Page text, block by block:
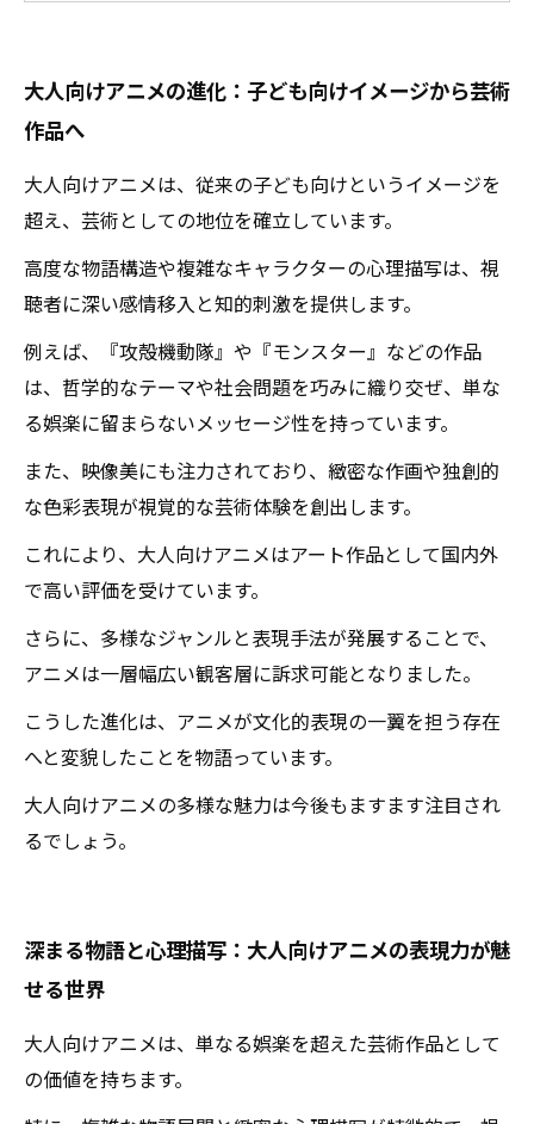
大人向けアニメの未来：アートとしての価値確
立と可能性
大人が心を揺さぶられるアニメの秘密とは？
表現の幅を広げる大人向けアニメ、その魅力と
革新
大人向けアニメの進化：子ども向けイメージから芸術
作品へ
大人向けアニメは、従来の子ども向けというイメージを
超え、芸術としての地位を確立しています。
高度な物語構造や複雑なキャラクターの心理描写は、視
聴者に深い感情移入と知的刺激を提供します。
例えば、『攻殻機動隊』や『モンスター』などの作品
は、哲学的なテーマや社会問題を巧みに織り交ぜ、単な
る娯楽に留まらないメッセージ性を持っています。
また、映像美にも注力されており、緻密な作画や独創的
な色彩表現が視覚的な芸術体験を創出します。
これにより、大人向けアニメはアート作品として国内外
で高い評価を受けています。
さらに、多様なジャンルと表現手法が発展することで、
アニメは一層幅広い観客層に訴求可能となりました。
こうした進化は、アニメが文化的表現の一翼を担う存在
へと変貌したことを物語っています。
大人向けアニメの多様な魅力は今後もますます注目され
るでしょう。
深まる物語と心理描写：大人向けアニメの表現力が魅
せる世界
大人向けアニメは、単なる娯楽を超えた芸術作品として
の価値を持ちます。